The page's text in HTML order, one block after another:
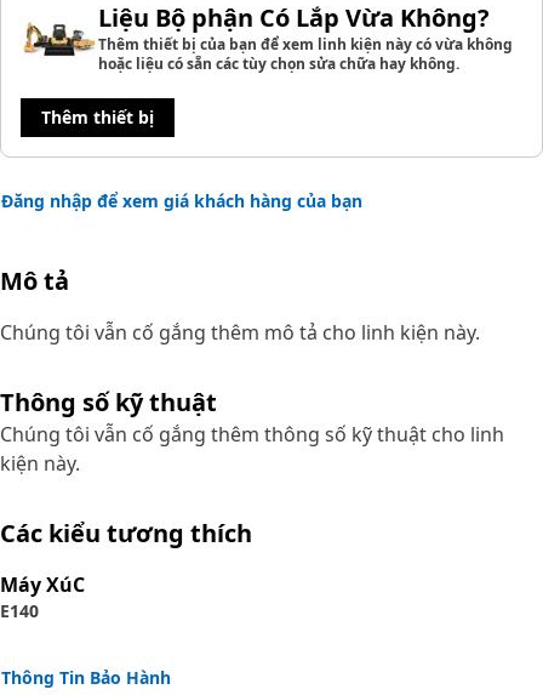
Liệu Bộ phận Có Lắp Vừa Không?
Thêm thiết bị của bạn để xem linh kiện này có vừa không
hoặc liệu có sẵn các tùy chọn sửa chữa hay không.
Thêm thiết bị
Đăng nhập để xem giá khách hàng của bạn
Mô tả
Chúng tôi vẫn cố gắng thêm mô tả cho linh kiện này.
Thông số kỹ thuật
Chúng tôi vẫn cố gắng thêm thông số kỹ thuật cho linh
kiện này.
Các kiểu tương thích
Máy XúC
E140
Thông Tin Bảo Hành